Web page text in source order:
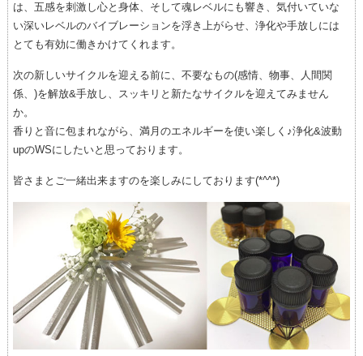
は、五感を刺激し心と身体、そして魂レベルにも響き、気付いていな
い深いレベルのバイブレーションを浮き上がらせ、浄化や手放しには
とても有効に働きかけてくれます。
次の新しいサイクルを迎える前に、不要なもの(感情、物事、人間関
係、)を解放&手放し、スッキリと新たなサイクルを迎えてみません
か。
香りと音に包まれながら、満月のエネルギーを使い楽しく♪浄化&波動
upのWSにしたいと思っております。
皆さまとご一緒出来ますのを楽しみにしております(*^^*)